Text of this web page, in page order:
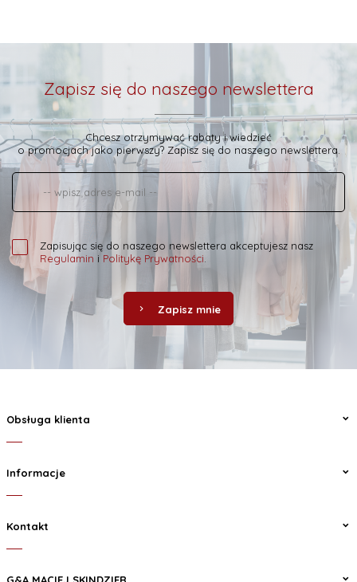
Zapisz się do naszego newslettera
Chcesz otrzymywać rabaty i wiedzieć
o promocjach jako pierwszy? Zapisz się do naszego newslettera.
Zapisując się do naszego newslettera akceptujesz nasz
Regulamin i Politykę Prywatności
Zapisz mnie
Obsługa klienta
Informacje
Kontakt
G&A MACIEJ SKINDZIER